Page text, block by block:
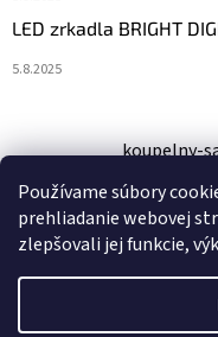
Používame súbory
prehliadanie webovej
zlepšovali jej funkcie,
LED zrkadla BRIGHT
5.8.2025
koupelny-